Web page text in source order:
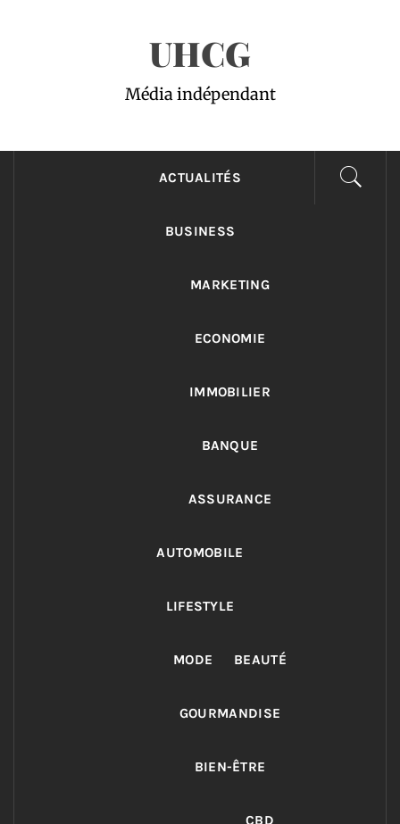
UHCG
Média indépendant
ACTUALITÉS
BUSINESS
MARKETING
ECONOMIE
IMMOBILIER
BANQUE
ASSURANCE
AUTOMOBILE
LIFESTYLE
MODE BEAUTÉ
GOURMANDISE
BIEN-ÊTRE
CBD